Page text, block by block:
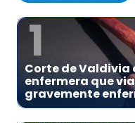
1
Corte de
enfermera que
gravemente